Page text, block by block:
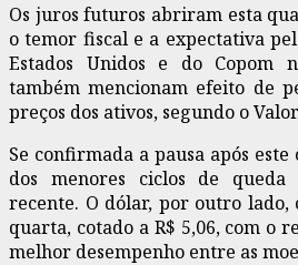
Os juros futuros abriram esta
o temor fiscal e a expectativa
Estados Unidos e do Copom
também mencionam efeito de
preços dos ativos, segundo o
Se confirmada a pausa após
dos menores ciclos de
recente. O dólar, por outro lado,
quarta, cotado a R$ 5,06, com o
melhor desempenho entre as